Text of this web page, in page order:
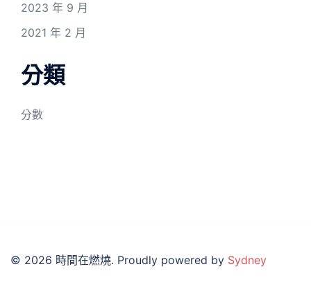
2023 年 9 月
2021 年 2 月
分類
分數
© 2026 時間在燃燒. Proudly powered by Sydney